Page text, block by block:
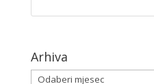
Arhiva
Arhiva